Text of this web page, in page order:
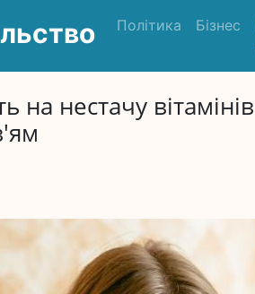
Політика Бізнес
на нестачу